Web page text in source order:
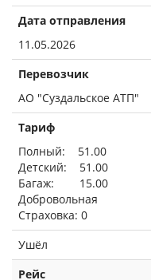
Дата отправления
11.05.2026
Перевозчик
АО "Суздальское АТП"
Тариф
Полный: 51.00
Детский: 51.00
Багаж: 15.00
Добровольная
Страховка: 0
Ушёл
Рейс